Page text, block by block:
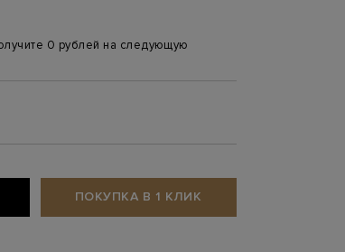
0 рублей на следующую
ПОКУПКА В 1 КЛИК